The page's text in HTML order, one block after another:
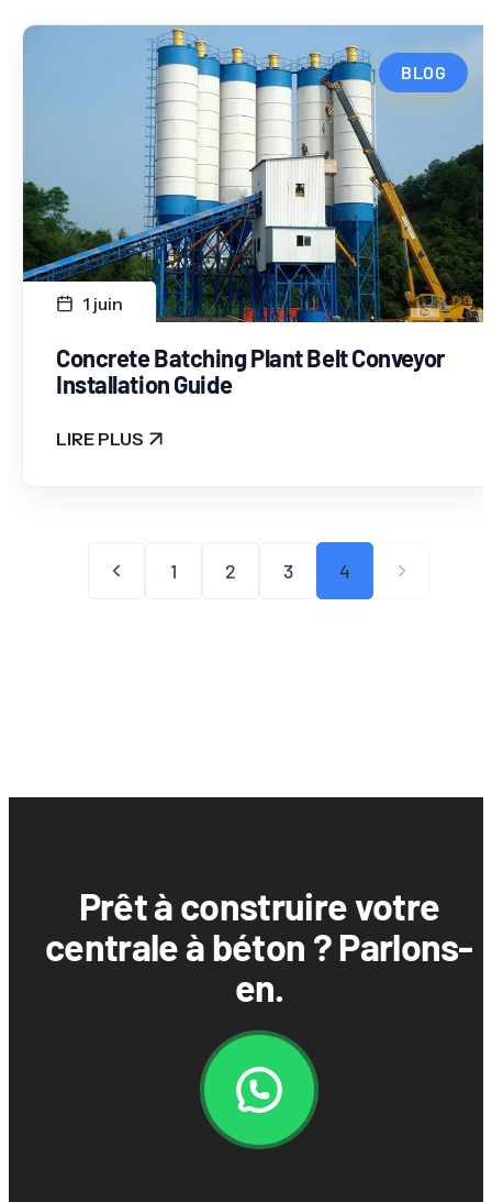
1 juin
BLOG
Concrete Batching Plant Belt Conveyor
Installation Guide
LIRE PLUS
: CONCRETE BATCHING PLANT BELT CONVEYOR
1 2 3 4
Prêt à construire votre
centrale à béton ? Parlons-
en.